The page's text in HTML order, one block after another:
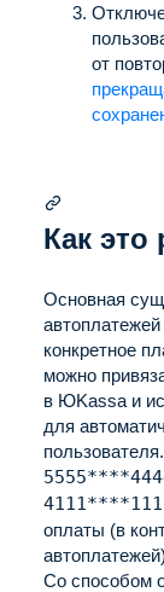
от
Как это
Основная
конкретное
можно
в ЮKassa и
для
пользователя.
оплаты (в
Со способом